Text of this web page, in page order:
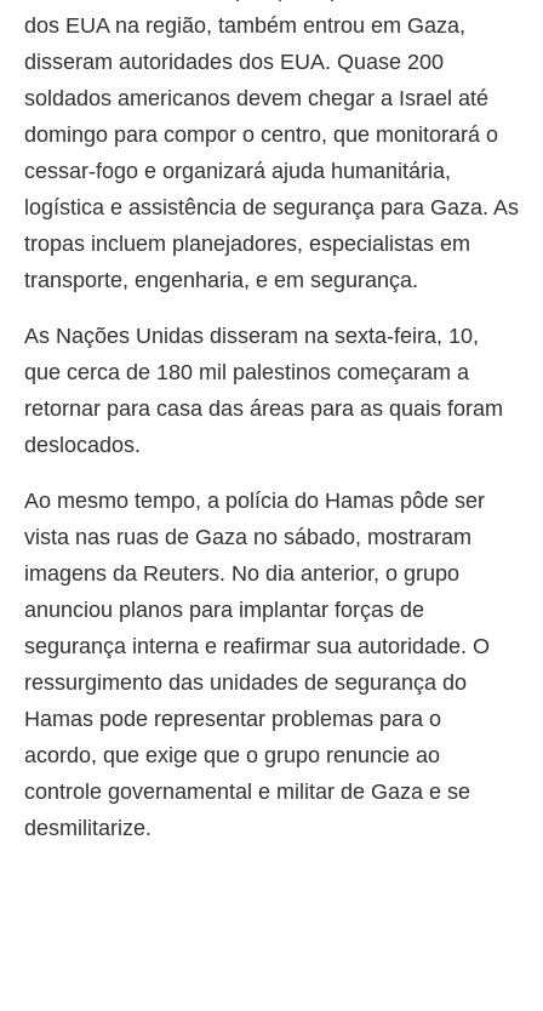
dos EUA na região, também entrou em Gaza,
disseram autoridades dos EUA. Quase 200
soldados americanos devem chegar a Israel até
domingo para compor o centro, que monitorará o
cessar-fogo e organizará ajuda humanitária,
logística e assistência de segurança para Gaza. As
tropas incluem planejadores, especialistas em
transporte, engenharia, e em segurança.
As Nações Unidas disseram na sexta-feira, 10,
que cerca de 180 mil palestinos começaram a
retornar para casa das áreas para as quais foram
deslocados.
Ao mesmo tempo, a polícia do Hamas pôde ser
vista nas ruas de Gaza no sábado, mostraram
imagens da Reuters. No dia anterior, o grupo
anunciou planos para implantar forças de
segurança interna e reafirmar sua autoridade. O
ressurgimento das unidades de segurança do
Hamas pode representar problemas para o
acordo, que exige que o grupo renuncie ao
controle governamental e militar de Gaza e se
desmilitarize.